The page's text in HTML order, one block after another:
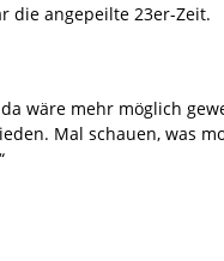
die angepeilte 23er-Zeit.
wäre mehr möglich
Mal schauen, was